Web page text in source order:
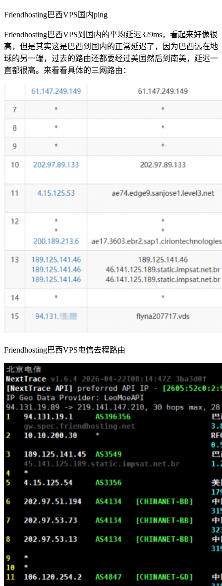
Friendhosting巴西VPS国内ping
Friendhosting巴西VPS到国内的平均延迟329ms，看起来好像很
高，但是其实这是巴西到国内的正常延迟了，因为巴西远在地
球的另一端，过去的路由还都要经过美国然后到南美，延迟一
直都很高。来看看具体的三网路由：
Friendhosting巴西VPS电信去程路由